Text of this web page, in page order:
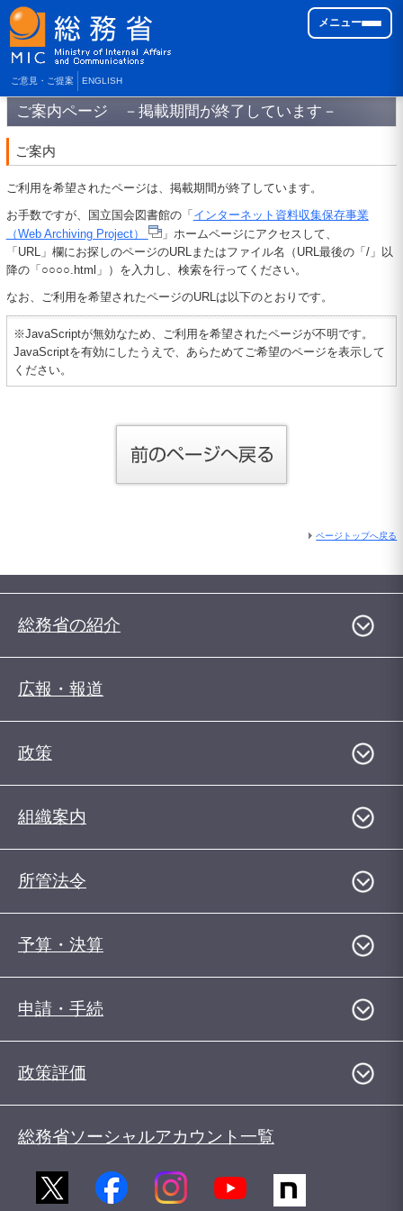
ご意見・ご提案 ENGLISH
メニュー
ご案内ページ －掲載期間が終了しています－
ご案内
ご利用を希望されたページは、掲載期間が終了しています。
お手数ですが、国立国会図書館の「 インターネット資料収集保存事業
（Web Archiving Project）
」ホームページにアクセスして、
「URL」欄にお探しのページのURLまたはファイル名（URL最後の「/」以
降の「○○○○.html」）を入力し、検索を行ってください。
なお、ご利用を希望されたページのURLは以下のとおりです。
※JavaScriptが無効なため、ご利用を希望されたページが不明です。
JavaScriptを有効にしたうえで、あらためてご希望のページを表示して
ください。
ページトップへ戻る
総務省の紹介
広報・報道
政策
組織案内
所管法令
予算・決算
申請・手続
政策評価
総務省ソーシャルアカウント一覧